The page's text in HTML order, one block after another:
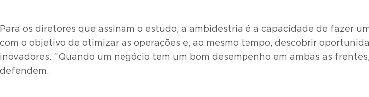
Para os diretores que assinam o estudo, a ambidestria é a capacidade de fazer
com o objetivo de otimizar as operações e, ao mesmo tempo, descobrir
inovadores. “Quando um negócio tem um bom desempenho em ambas as
defendem.